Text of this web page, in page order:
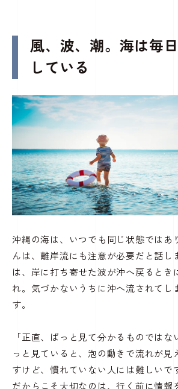
風、波、潮。海は毎
している
沖縄の海は、いつでも同じ状態ではあ
んは、離岸流にも注意が必要だと話し
は、岸に打ち寄せた波が沖へ戻るとき
れ。気づかないうちに沖へ流されてし
す。
「正直、ぱっと見て分かるものではな
っと見ていると、泡の動きで流れが見
すけど、慣れていない人には難しいで
だからこそ大切なのは、行く前に情報